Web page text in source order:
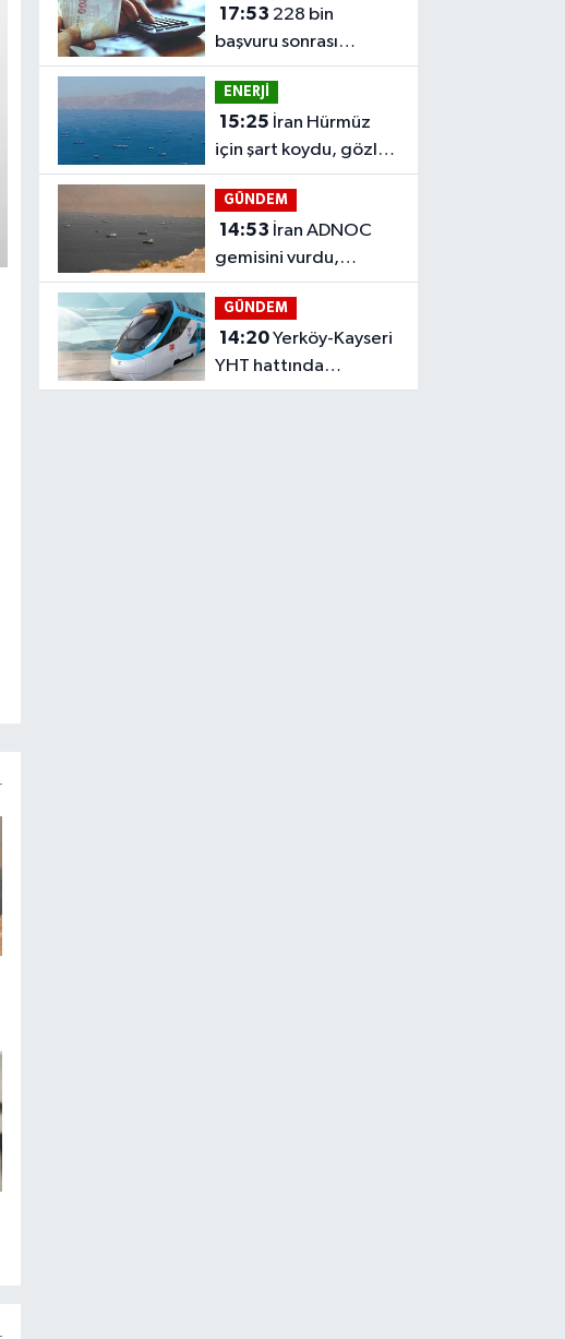
17:53
başvuru sonrası
TESK’ten yeni
yapılandırma talebi
ENERJİ
15:25
için şart koydu, gözler
ABD'ye çevrildi
GÜNDEM
14:53
gemisini vurdu,
BAE'den Hürmüz
çağrısı
GÜNDEM
14:20Yerköy-Kayseri
YHT hattında
tamamlanma oranı